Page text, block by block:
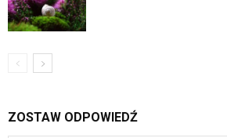
ZOSTAW ODPOWIEDŹ